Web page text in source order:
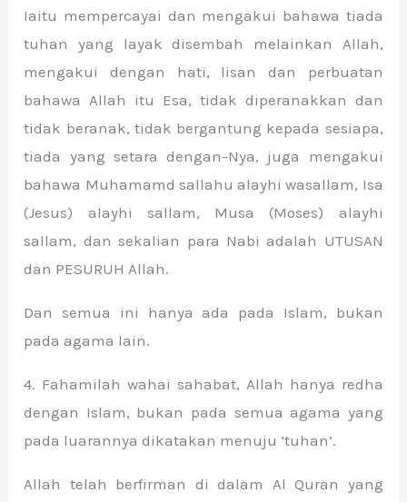
Iaitu mempercayai dan mengakui bahawa tiada
tuhan yang layak disembah melainkan Allah,
mengakui dengan hati, lisan dan perbuatan
bahawa Allah itu Esa, tidak diperanakkan dan
tidak beranak, tidak bergantung kepada sesiapa,
tiada yang setara dengan-Nya, juga mengakui
bahawa Muhamamd sallahu alayhi wasallam, Isa
(Jesus) alayhi sallam, Musa (Moses) alayhi
sallam, dan sekalian para Nabi adalah UTUSAN
dan PESURUH Allah.
Dan semua ini hanya ada pada Islam, bukan
pada agama lain.
4. Fahamilah wahai sahabat, Allah hanya redha
dengan Islam, bukan pada semua agama yang
pada luarannya dikatakan menuju ‘tuhan’.
Allah telah berfirman di dalam Al Quran yang